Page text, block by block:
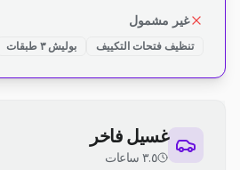
غير مشمول
تنظيف فتحات التكييف بوليش ٣ طبقات
غسيل فاخر
٣.٥ ساعات